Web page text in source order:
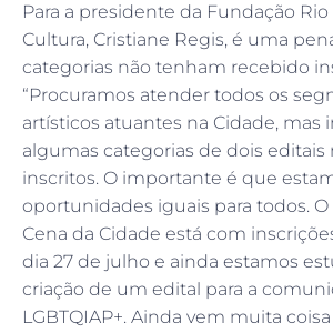
Para a presidente da Fundação Rio
Cultura, Cristiane Regis, é uma
categorias não tenham recebido
“Procuramos atender todos os
artísticos atuantes na Cidade, mas
algumas categorias de dois editais
inscritos. O importante é que
oportunidades iguais para todos. O
Cena da Cidade está com
dia 27 de julho e ainda estamos
criação de um edital para a
LGBTQIAP+. Ainda vem muita